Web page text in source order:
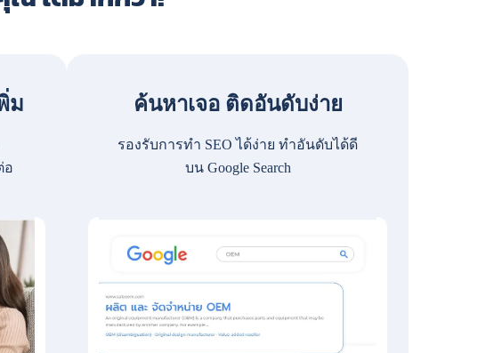
ม
อ
ค้นหาเจอ ติดอันดับง่าย
รองรับการทำ SEO ได้ง่าย ทำอันดับได้ดี
บน Google Search